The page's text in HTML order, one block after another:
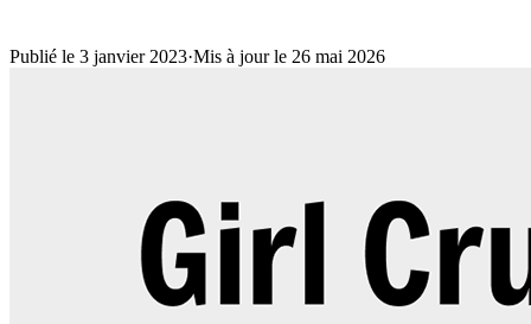
Publié le 3 janvier 2023·Mis à jour le 26 mai 2026